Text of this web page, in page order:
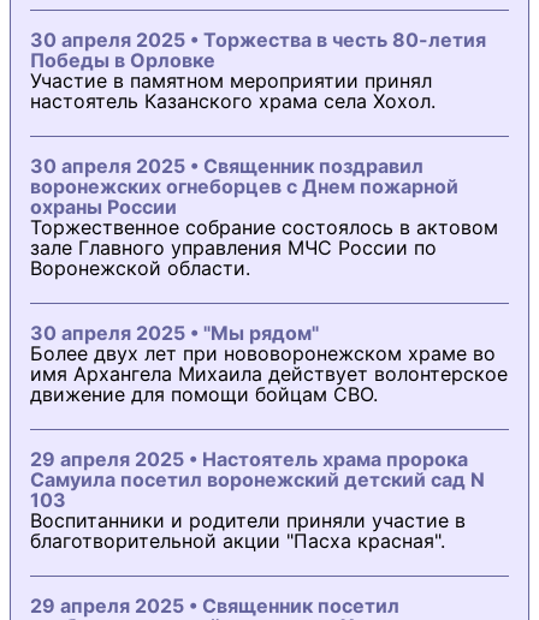
30 апреля 2025 • Торжества в честь 80-летия
Победы в Орловке
Участие в памятном мероприятии принял
настоятель Казанского храма села Хохол.
30 апреля 2025 • Священник поздравил
воронежских огнеборцев с Днем пожарной
охраны России
Торжественное собрание состоялось в актовом
зале Главного управления МЧС России по
Воронежской области.
30 апреля 2025 • "Мы рядом"
Более двух лет при нововоронежском храме во
имя Архангела Михаила действует волонтерское
движение для помощи бойцам СВО.
29 апреля 2025 • Настоятель храма пророка
Самуила посетил воронежский детский сад N
103
Воспитанники и родители приняли участие в
благотворительной акции "Пасха красная".
29 апреля 2025 • Священник посетил